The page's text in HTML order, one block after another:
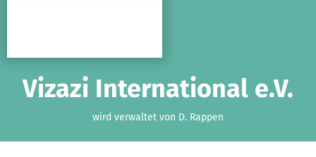
Vizazi International e.V.
wird verwaltet von D. Rappen